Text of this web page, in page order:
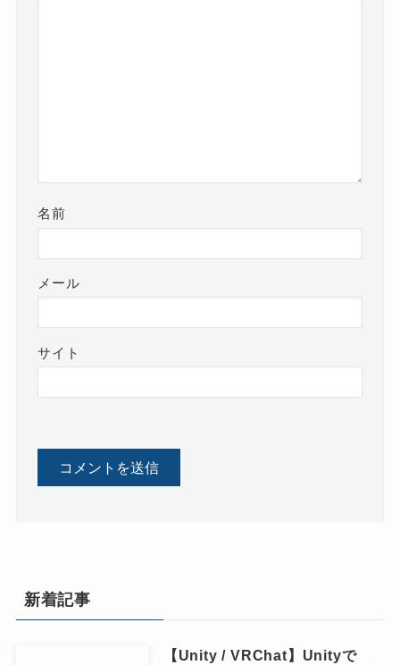
名前
メール
サイト
新着記事
【Unity / VRChat】Unityで